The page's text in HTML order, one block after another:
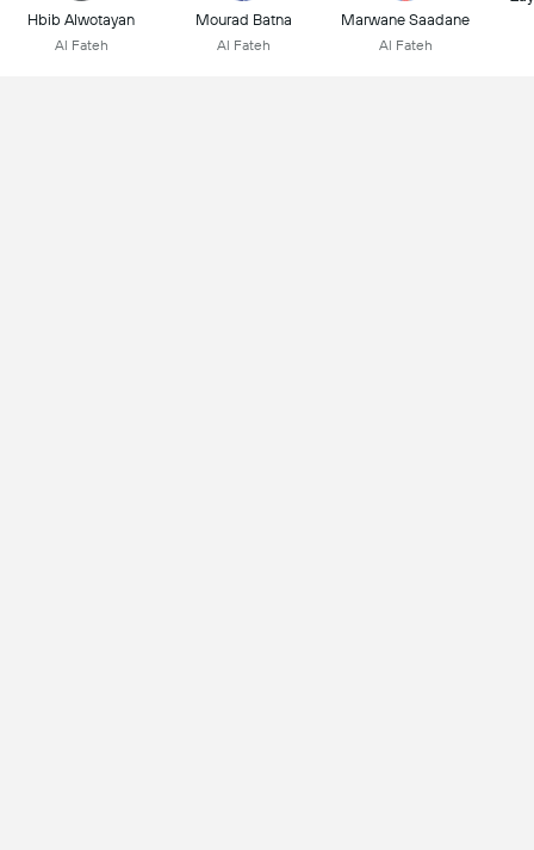
Hbib Alwotayan
Al Fateh
Mourad Batna
Al Fateh
Marwane Saadane
Al Fateh